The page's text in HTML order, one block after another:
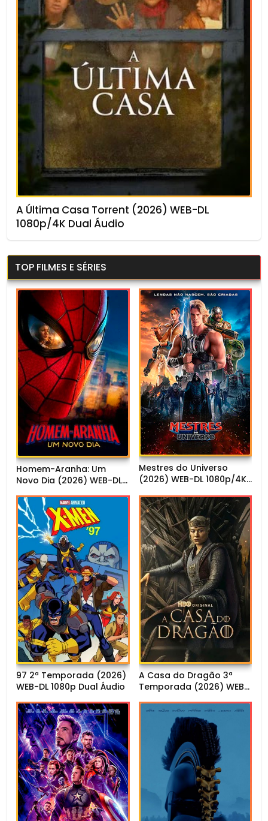
A Última Casa Torrent (2026) WEB-DL
1080p/4K Dual Áudio
TOP FILMES E SÉRIES
Homem-Aranha: Um
Novo Dia (2026) WEB-DL
Mestres do Universo
(2026) WEB-DL 1080p/4K
97 2ª Temporada (2026)
WEB-DL 1080p Dual Áudio
A Casa do Dragão 3ª
Temporada (2026) WEB-